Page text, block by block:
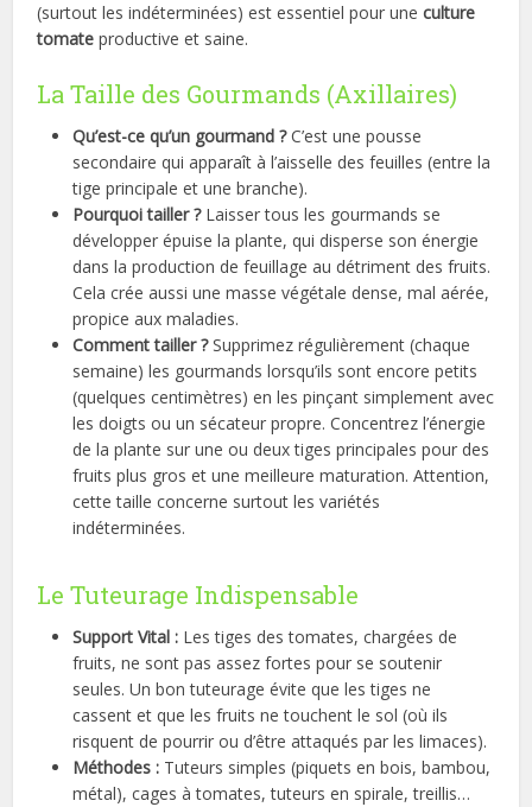
(surtout les indéterminées) est essentiel pour uneculture
tomate productive et saine.
La Taille des Gourmands (Axillaires)
Qu’est-ce qu’un gourmand ?C’est une pousse
secondaire qui apparaît à l’aisselle des feuilles (entre la
tige principale et une branche).
Pourquoi tailler ?Laisser tous les gourmands se
développer épuise la plante, qui disperse son énergie
dans la production de feuillage au détriment des fruits.
Cela crée aussi une masse végétale dense, mal aérée,
propice aux maladies.
Comment tailler ?Supprimez régulièrement (chaque
semaine) les gourmands lorsqu’ils sont encore petits
(quelques centimètres) en les pinçant simplement avec
les doigts ou un sécateur propre. Concentrez l’énergie
de la plante sur une ou deux tiges principales pour des
fruits plus gros et une meilleure maturation. Attention,
cette taille concerne surtout les variétés
indéterminées.
Le Tuteurage Indispensable
Support Vital : Les tiges des tomates, chargées de
fruits, ne sont pas assez fortes pour se soutenir
seules. Un bon tuteurage évite que les tiges ne
cassent et que les fruits ne touchent le sol (où ils
risquent de pourrir ou d’être attaqués par les limaces).
Méthodes : Tuteurs simples (piquets en bois, bambou,
métal), cages à tomates, tuteurs en spirale, treillis…